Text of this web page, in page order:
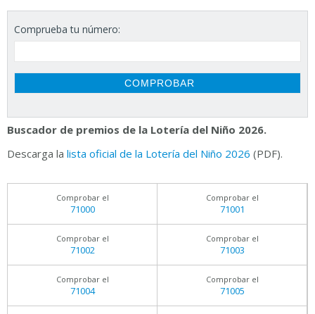
Comprueba tu número:
Buscador de premios de la Lotería del Niño 2026.
Descarga la lista oficial de la Lotería del Niño 2026 (PDF).
Comprobar el
71000
Comprobar el
71001
Comprobar el
71002
Comprobar el
71003
Comprobar el
71004
Comprobar el
71005